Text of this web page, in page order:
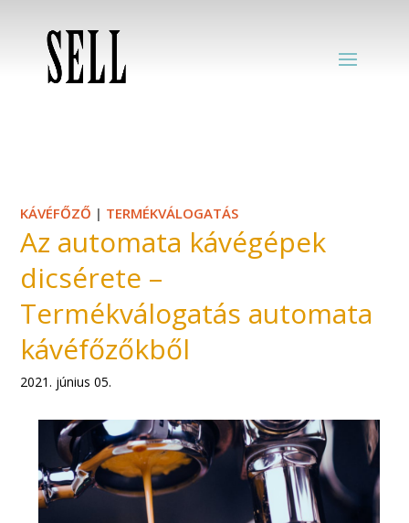
KÁVÉFŐZŐ | TERMÉKVÁLOGATÁS
Az automata kávégépek
dicsérete –
Termékválogatás automata
kávéfőzőkből
2021. június 05.